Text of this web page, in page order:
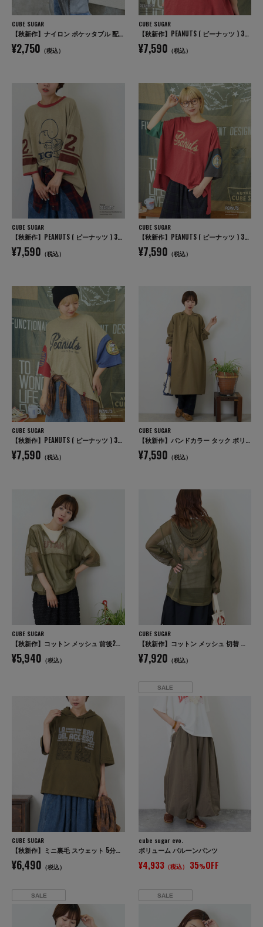
CUBE SUGAR
【秋新作】ナイロン ポケッタブル 配色 マルシェ バッグ
¥2,750 （税込）
CUBE SUGAR
【秋新作】PEANUTS ( ピーナッツ ) 32/-スラブ天竺 ライン入り 7分袖 プルオーバー Tシャツ
¥7,590 （税込）
CUBE SUGAR
【秋新作】PEANUTS ( ピーナッツ ) 32/-スラブ天竺 ライン入り 7分袖 プルオーバー Tシャツ
¥7,590 （税込）
CUBE SUGAR
【秋新作】PEANUTS ( ピーナッツ ) 32/-スラブ天竺 配色 ワイド Tシャツ
¥7,590 （税込）
CUBE SUGAR
【秋新作】PEANUTS ( ピーナッツ ) 32/-スラブ天竺 配色 ワイド Tシャツ
¥7,590 （税込）
CUBE SUGAR
【秋新作】バンドカラー タック ボリューム シャツワンピース
¥7,590 （税込）
CUBE SUGAR
【秋新作】コットン メッシュ 前後2WAY 切替 プルオーバー
¥5,940 （税込）
CUBE SUGAR
【秋新作】コットン メッシュ 切替 ビッグパーカー
¥7,920 （税込）
CUBE SUGAR
【秋新作】ミニ裏毛 スウェット 5分袖 プルオーバーパーカー
¥6,490 （税込）
SALE
cube sugar evo.
ボリューム バルーンパンツ
¥4,933（税込） 35%OFF
SALE SALE